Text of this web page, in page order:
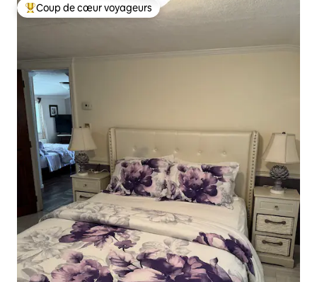
Coups de cœur voyageurs les plus appréciés
Coup de cœur voyageurs